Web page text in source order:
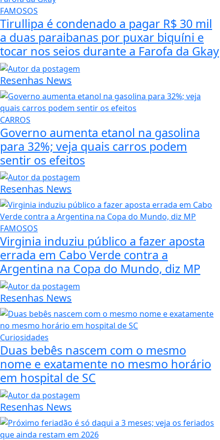
FAMOSOS
Tirullipa é condenado a pagar R$ 30 mil
a duas paraibanas por puxar biquíni e
tocar nos seios durante a Farofa da Gkay
Resenhas News
CARROS
Governo aumenta etanol na gasolina
para 32%; veja quais carros podem
sentir os efeitos
Resenhas News
FAMOSOS
Virginia induziu público a fazer aposta
errada em Cabo Verde contra a
Argentina na Copa do Mundo, diz MP
Resenhas News
Curiosidades
Duas bebês nascem com o mesmo
nome e exatamente no mesmo horário
em hospital de SC
Resenhas News